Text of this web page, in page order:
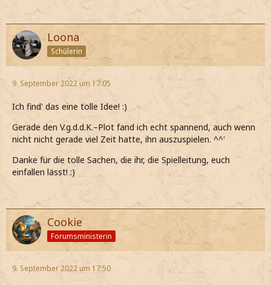
Loona
Schülerin
9. September 2022 um 17:05
Ich find' das eine tolle Idee! :)
Gerade den V.g.d.d.K.–Plot fand ich echt spannend, auch wenn
nicht nicht gerade viel Zeit hatte, ihn auszuspielen. ^^'
Danke für die tolle Sachen, die ihr, die Spielleitung, euch
einfallen lässt! :)
Cookie
Forumsministerin
9. September 2022 um 17:50